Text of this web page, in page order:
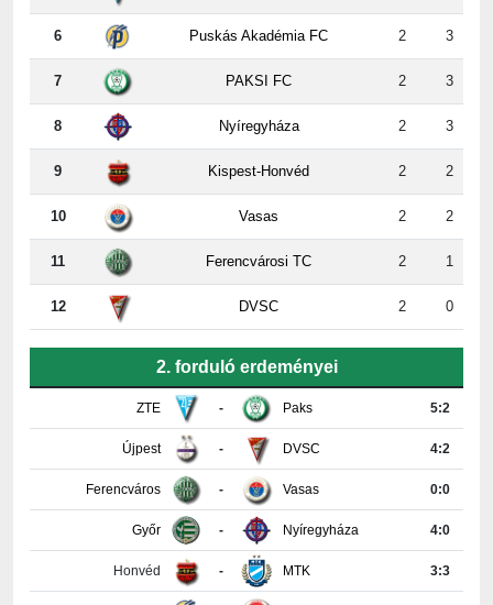
7 PAKSI FC 2 3
8 Nyíregyháza 2 3
9 Kispest-Honvéd 2 2
10 Vasas 2 2
11 Ferencvárosi TC 2 1
12 DVSC 2 0
ZTE - Paks
Újpest DVSC 4:2
Ferencváros Vasas 0:0
Győr Nyíregyháza 4:0
Honvéd MTK 3:3
PAFC Kisvárda 0:2